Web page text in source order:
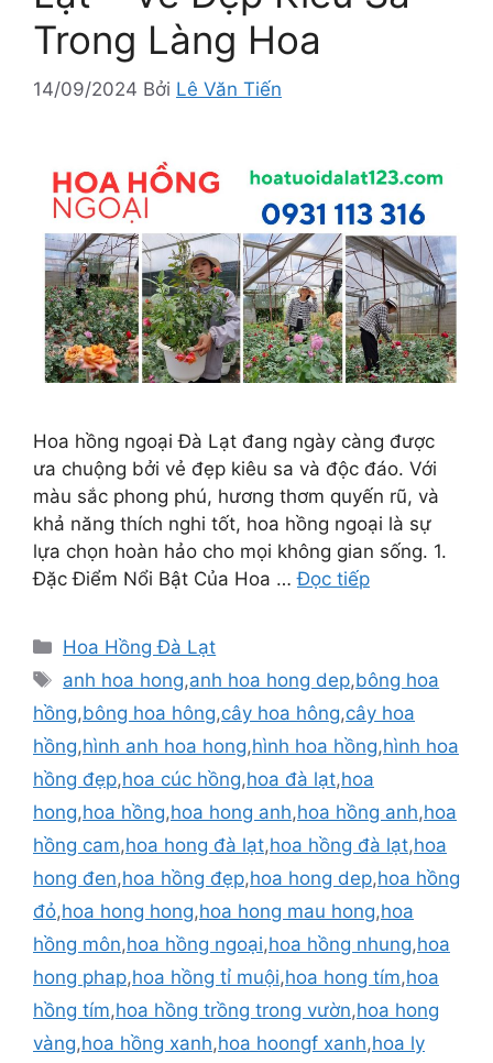
Trong Làng Hoa
14/09/2024 Bởi Lê Văn Tiến
Hoa hồng ngoại Đà Lạt đang ngày càng được
ưa chuộng bởi vẻ đẹp kiêu sa và độc đáo. Với
màu sắc phong phú, hương thơm quyến rũ, và
khả năng thích nghi tốt, hoa hồng ngoại là sự
lựa chọn hoàn hảo cho mọi không gian sống. 1.
Đặc Điểm Nổi Bật Của Hoa …Đọc tiếp
Danh
mục
Hoa Hồng Đà Lạt
Thẻ
anh hoa hong,anh hoa hong dep,bông hoa
hồng,bông hoa hông,cây hoa hông,cây hoa
hồng,hình anh hoa hong,hình hoa hồng,hình hoa
hồng đẹp,hoa cúc hồng,hoa đà lạt,hoa
hong,hoa hồng,hoa hong anh,hoa hồng anh,hoa
hồng cam,hoa hong đà lạt,hoa hồng đà lạt,hoa
hong đen,hoa hồng đẹp,hoa hong dep,hoa hồng
đỏ,hoa hong hong,hoa hong mau hong,hoa
hồng môn,hoa hồng ngoại,hoa hồng nhung,hoa
hong phap,hoa hồng tỉ muội,hoa hong tím,hoa
hồng tím,hoa hồng trồng trong vườn,hoa hong
vàng,hoa hồng xanh,hoa hoongf xanh,hoa ly